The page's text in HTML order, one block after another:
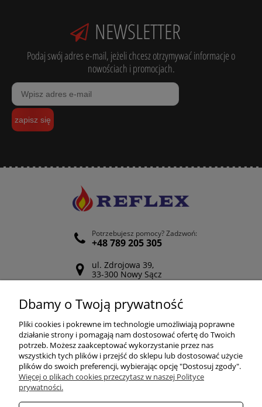
NEWSLETTER
Podaj swój adres e-mail, jeżeli chcesz otrzymywać informacje o
nowościach i promocjach.
zapisz się
Potrzebujesz pomocy? Zadzwoń:
+48 789 205 305
ul. Zdrojowa 39,
33-300 Nowy Sącz
Odwiedź nasz Facebook
POMOC
ZAKUPY
MOJE KONTO
Dbamy o Twoją prywatność
Pliki cookies i pokrewne im technologie umożliwiają poprawne
działanie strony i pomagają nam dostosować ofertę do Twoich
potrzeb. Możesz zaakceptować wykorzystanie przez nas
wszystkich tych plików i przejść do sklepu lub dostosować użycie
plików do swoich preferencji, wybierając opcję "Dostosuj zgody".
Więcej o plikach cookies przeczytasz w naszej Polityce
prywatności.